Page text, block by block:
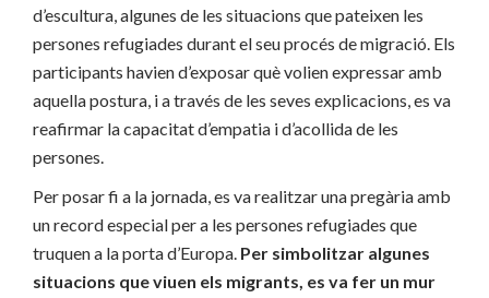
d’escultura, algunes de les situacions que pateixen les
persones refugiades durant el seu procés de migració. Els
participants havien d’exposar què volien expressar amb
aquella postura, i a través de les seves explicacions, es va
reafirmar la capacitat d’empatia i d’acollida de les
persones.
Per posar fi a la jornada, es va realitzar una pregària amb
un record especial per a les persones refugiades que
truquen a la porta d’Europa. Per simbolitzar algunes
situacions que viuen els migrants, es va fer un mur